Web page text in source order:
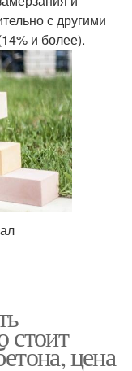
с другими
и более).
стоит
цена